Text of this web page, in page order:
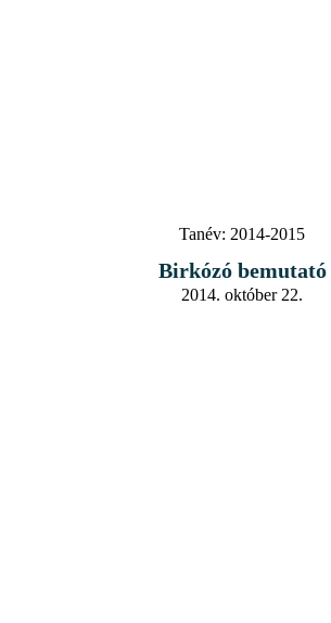
Tanév: 2014-2015
Birkózó bemutató
2014. október 22.